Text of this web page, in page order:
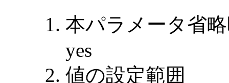
本パラメータ省
yes
値の設定範囲